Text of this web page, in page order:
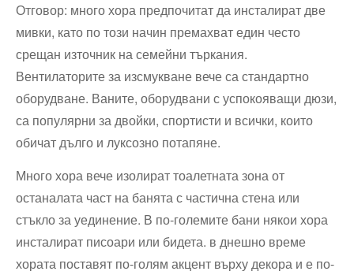
Отговор: много хора предпочитат да инсталират две
мивки, като по този начин премахват един често
срещан източник на семейни търкания.
Вентилаторите за изсмукване вече са стандартно
оборудване. Ваните, оборудвани с успокояващи дюзи,
са популярни за двойки, спортисти и всички, които
обичат дълго и луксозно потапяне.
Много хора вече изолират тоалетната зона от
останалата част на банята с частична стена или
стъкло за уединение. В по-големите бани някои хора
инсталират писоари или бидета. в днешно време
хората поставят по-голям акцент върху декора и е по-